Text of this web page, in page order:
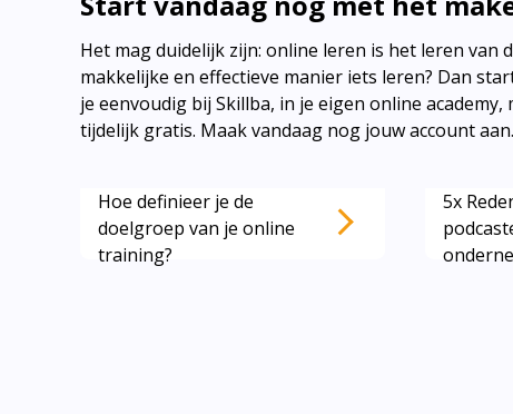
Het mag duidelijk zijn: online leren is het leren van
makkelijke en effectieve manier iets leren? Dan
je eenvoudig bij Skillba, in je eigen online
tijdelijk gratis. Maak vandaag nog jouw account
Lees ook deze artikelen:
Hoe definieer je de
doelgroep van je online
training?
5x